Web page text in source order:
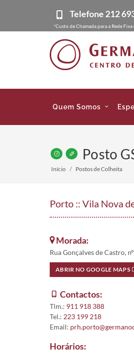
Telefone212
*Custo de Chamada para a Rede
Quem Somos
Posto
Início Postos de Colheita
Porto :: Vila Nova
Morada:
Rua Gonçalves de Castro,
ABRIR NO GOOGLE MAPS
Contactos:
Tlm.: 911 918 388
Tel.: 223 199 218
Email:
Horários: